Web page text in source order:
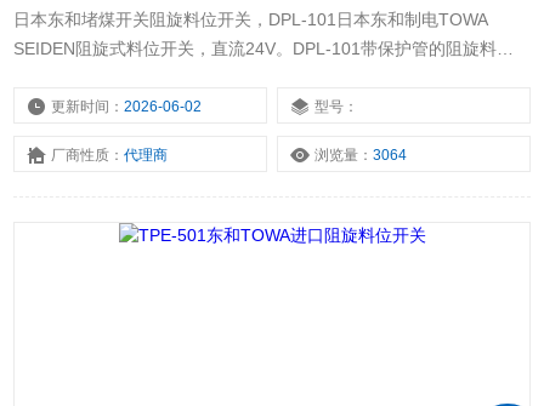
日本东和堵煤开关阻旋料位开关，DPL-101日本东和制电TOWA
SEIDEN阻旋式料位开关，直流24V。DPL-101带保护管的阻旋料位
更新时间：2026-06-02 型号：
厂商性质：代理商 浏览量：3064